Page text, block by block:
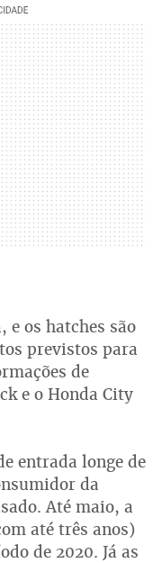
e os hatches são
previstos para
de
e o Honda City
entrada longe de
da
Até maio, a
até três anos)
de 2020. Já as